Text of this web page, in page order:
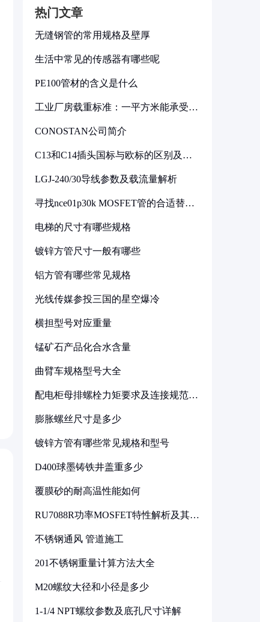
热门文章
无缝钢管的常用规格及壁厚
生活中常见的传感器有哪些呢
PE100管材的含义是什么
工业厂房载重标准：一平方米能承受多
CONOSTAN公司简介
C13和C14插头国标与欧标的区别及其
LGJ-240/30导线参数及载流量解析
寻找nce01p30k MOSFET管的合适替代
电梯的尺寸有哪些规格
镀锌方管尺寸一般有哪些
铝方管有哪些常见规格
光线传媒参投三国的星空爆冷
横担型号对应重量
锰矿石产品化合水含量
曲臂车规格型号大全
配电柜母排螺栓力矩要求及连接规范详
膨胀螺丝尺寸是多少
镀锌方管有哪些常见规格和型号
D400球墨铸铁井盖重多少
覆膜砂的耐高温性能如何
RU7088R功率MOSFET特性解析及其在
不锈钢通风 管道施工
201不锈钢重量计算方法大全
M20螺纹大径和小径是多少
1-1/4 NPT螺纹参数及底孔尺寸详解